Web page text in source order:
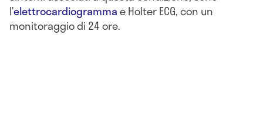
l’elettrocardiogrammae Holter ECG, con un
monitoraggio di 24 ore.